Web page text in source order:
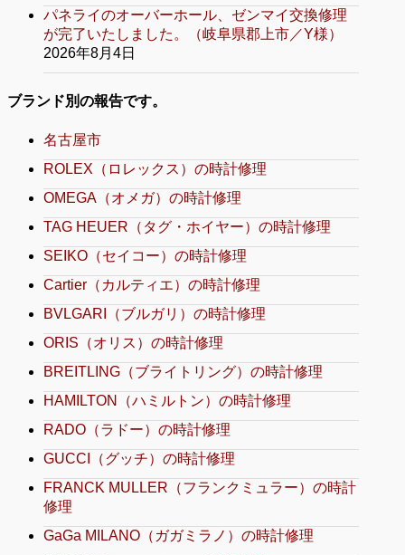
パネライのオーバーホール、ゼンマイ交換修理
が完了いたしました。（岐阜県郡上市／Y様）
2026年8月4日
ブランド別の報告です。
名古屋市
ROLEX（ロレックス）の時計修理
OMEGA（オメガ）の時計修理
TAG HEUER（タグ・ホイヤー）の時計修理
SEIKO（セイコー）の時計修理
Cartier（カルティエ）の時計修理
BVLGARI（ブルガリ）の時計修理
ORIS（オリス）の時計修理
BREITLING（ブライトリング）の時計修理
HAMILTON（ハミルトン）の時計修理
RADO（ラドー）の時計修理
GUCCI（グッチ）の時計修理
FRANCK MULLER（フランクミュラー）の時計
修理
GaGa MILANO（ガガミラノ）の時計修理